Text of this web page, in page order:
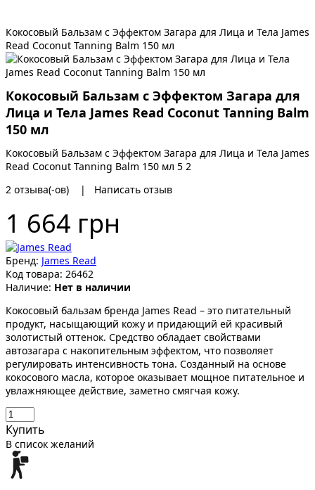
Кокосовый Бальзам с Эффектом Загара для Лица и Тела James
Read Coconut Tanning Balm 150 мл
Кокосовый Бальзам с Эффектом Загара для
Лица и Тела James Read Coconut Tanning Balm
150 мл
Кокосовый Бальзам с Эффектом Загара для Лица и Тела James
Read Coconut Tanning Balm 150 мл 5 2
2 отзыва(-ов) | Написать отзыв
1 664 грн
Бренд: James Read
Код товара: 26462
Наличие: Нет в наличии
Кокосовый бальзам бренда James Read – это питательный
продукт, насыщающий кожу и придающий ей красивый
золотистый оттенок. Средство обладает свойствами
автозагара с накопительным эффектом, что позволяет
регулировать интенсивность тона. Созданный на основе
кокосового масла, которое оказывает мощное питательное и
увлажняющее действие, заметно смягчая кожу.
Купить
В список желаний